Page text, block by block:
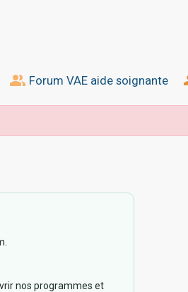
Forum VAE aide soignante
nos programmes et